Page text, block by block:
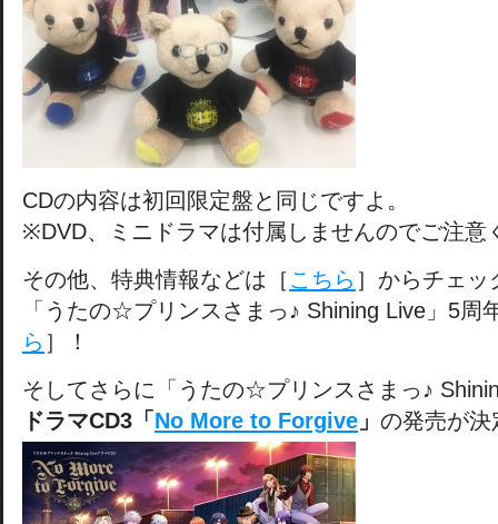
CDの内容は初回限定盤と同じですよ。
※DVD、ミニドラマは付属しませんのでご注意
その他、特典情報などは［ こちら ］からチェ
「うたの☆プリンスさまっ♪ Shining Live」5周
ら ］！
そしてさらに「うたの☆プリンスさまっ♪
ドラマCD3「 No More to Forgive 」 の発売が決